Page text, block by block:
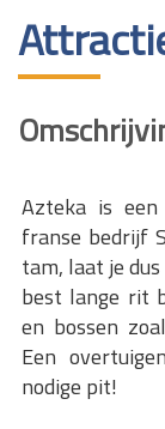
Azteka is
franse bedrijf
tam, laat je
best lange rit
en bossen
Een
nodige pit!